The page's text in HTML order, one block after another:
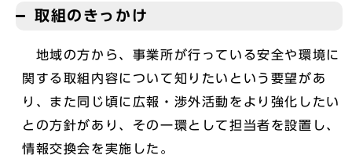
取組のきっかけ
地域の方から、事業所が行っている安全や環境に
関する取組内容について知りたいという要望があ
り、また同じ頃に広報・渉外活動をより強化したい
との方針があり、その一環として担当者を設置し、
情報交換会を実施した。